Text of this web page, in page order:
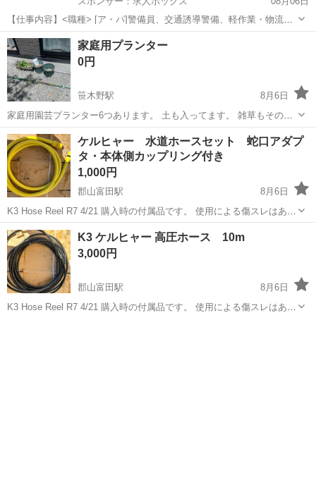
【仕事内容】<職種> [ア・パ]警備員、交通誘導警備、軽作業・物流そ
の他 <雇用形態> アルバイト・パート <給与> [ア・パ]日給12,500円～
14,700円 日勤:12,500円 夜勤:14,700円 一部日払いOK 1勤務...
アルバイト・パート
家庭用プランター
0円
笹木野駅
8月6日
家庭用園芸プランター6つあります。 土も入ってます。 雑草もそのま
ま引き取っていただける方を探しています。
福島 福島市 その他
ケルヒャー 水道ホースセット 蛇口アダプ
タ・本体側カップリング付き
1,000円
郡山富田駅
8月6日
K3 Hose Reel R7 4/21 購入時の付属品です。 使用による傷スレはあり
ますが、普通に使えます。
福島 郡山市 その他
K3 ケルヒャー 高圧ホース 10m
3,000円
郡山富田駅
8月6日
K3 Hose Reel R7 4/21 購入時の付属品です。 使用による傷スレはあり